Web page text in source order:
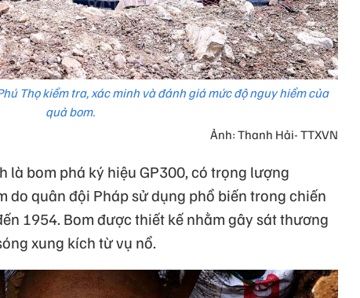
Thọ kiểm tra, xác minh và đánh giá mức độ nguy hiểm của
quả bom.
Ảnh: Thanh Hải- TTXVN
là bom phá ký hiệu GP300, có trọng lượng
do quân đội Pháp sử dụng phổ biến trong chiến
1954. Bom được thiết kế nhằm gây sát thương
xung kích từ vụ nổ.